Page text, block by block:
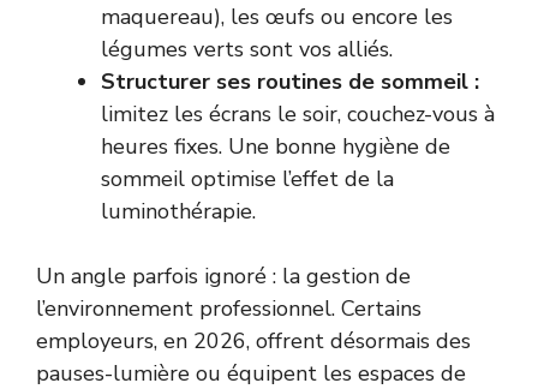
maquereau), les œufs ou encore les
légumes verts sont vos alliés.
Structurer ses routines de sommeil :
limitez les écrans le soir, couchez-vous à
heures fixes. Une bonne hygiène de
sommeil optimise l’effet de la
luminothérapie.
Un angle parfois ignoré : la gestion de
l’environnement professionnel. Certains
employeurs, en 2026, offrent désormais des
pauses-lumière ou équipent les espaces de